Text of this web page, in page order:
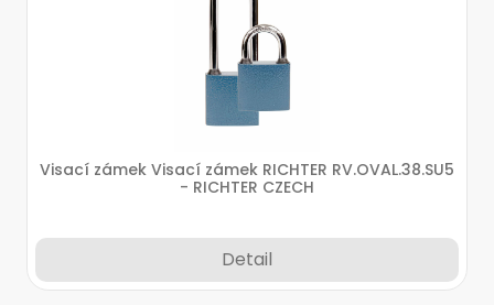
Visací zámek Visací zámek RICHTER RV.OVAL.38.SU5
- RICHTER CZECH
Detail